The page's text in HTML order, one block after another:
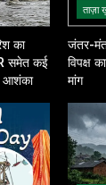
का
समेत कई
आशंका
ताज़ा
जंतर-
विपक्ष
मांग